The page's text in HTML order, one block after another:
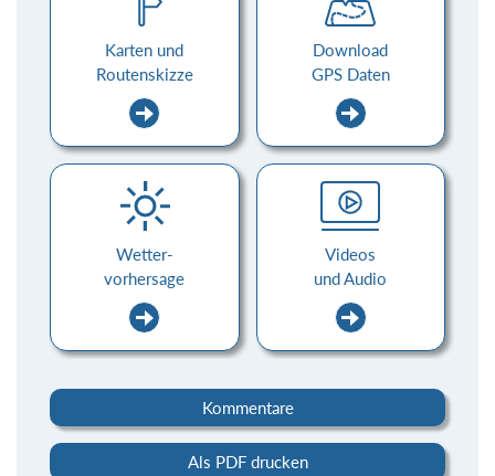
Karten und
Routenskizze
Download
GPS Daten
Wetter-
vorhersage
Videos
und Audio
Kommentare
Als PDF drucken